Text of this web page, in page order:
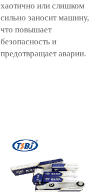
хаотично или слишком
сильно заносит машину,
что повышает
безопасность и
предотвращает аварии.